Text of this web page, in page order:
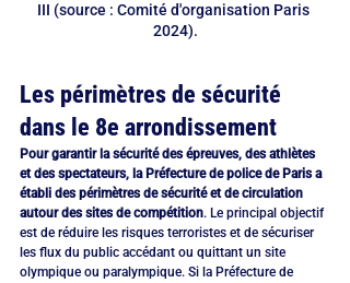
III (source : Comité d'organisation Paris
2024).
Les périmètres de sécurité
dans le 8e arrondissement
Pour garantir la sécurité des épreuves, des athlètes
et des spectateurs, la Préfecture de police de Paris a
établi des périmètres de sécurité et de circulation
autour des sites de compétition. Le principal objectif
est de réduire les risques terroristes et de sécuriser
les flux du public accédant ou quittant un site
olympique ou paralympique. Si la Préfecture de